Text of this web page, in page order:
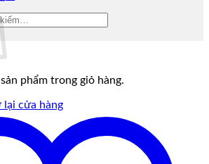
phẩm trong giỏ hàng.
cửa hàng